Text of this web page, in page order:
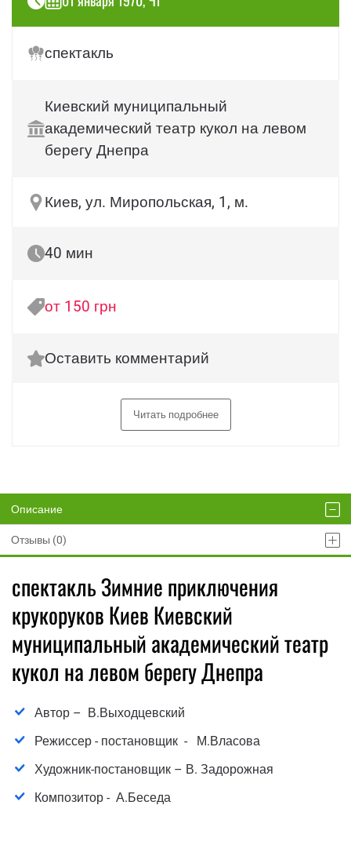
спектакль
Киевский муниципальный
академический театр кукол на левом
берегу Днепра
Киев, ул. Миропольская, 1, м.
40 мин
от 150 грн
Оставить комментарий
Читать подробнее
Описание
Отзывы (0)
спектакль Зимние приключения
крукоруков Киев Киевский
муниципальный академический театр
кукол на левом берегу Днепра
Автор – В.Выходцевский
Режиссер - постановщик - М.Власова
Художник-постановщик – В. Задорожная
Композитор - А.Беседа